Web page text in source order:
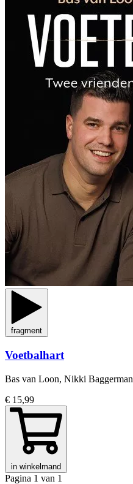
fragment
Voetbalhart
Bas van Loon, Nikki Baggerman
€ 15,99
in winkelmand
Pagina 1 van 1